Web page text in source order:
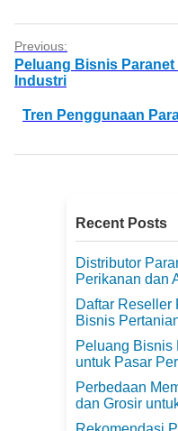
Previous:
Peluang Bisnis
Industri
Tren Penggunaan
Recent Posts
Distributor
Perikanan dan
Daftar Reseller
Bisnis
Peluang Bisnis
untuk Pasar
Perbedaan
dan Grosir